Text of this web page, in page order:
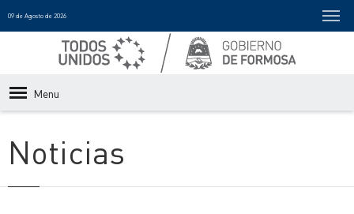
09 de Agosto de 2026
Menu
Noticias